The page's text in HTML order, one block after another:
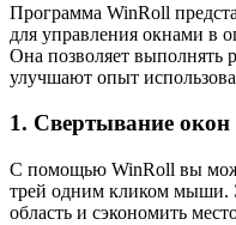
Программа WinRoll
для управления окнами в
Она позволяет выполнять
улучшают опыт
1. Свертывание окон
С помощью WinRoll вы
трей одним кликом мыши.
область и сэкономить